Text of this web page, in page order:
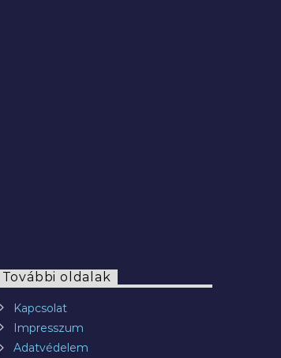
További oldalak
Kapcsolat
Impresszum
Adatvédelem